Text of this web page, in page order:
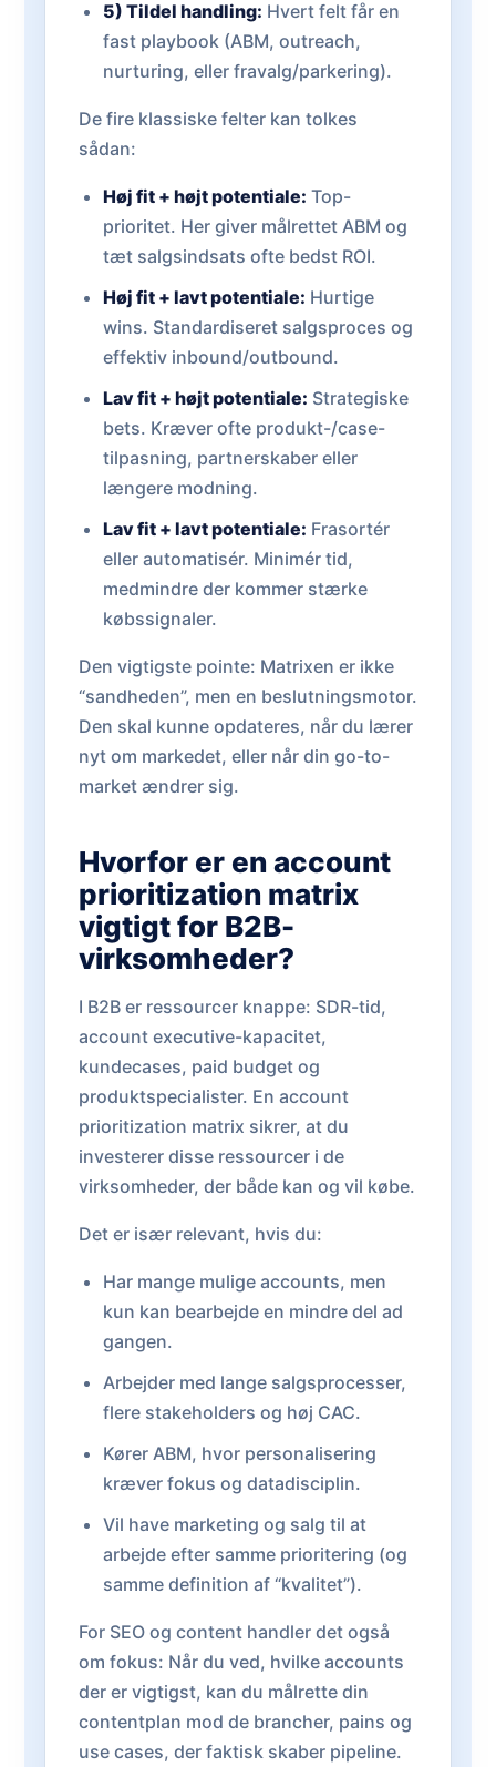
5) Tildel handling: Hvert felt får en
fast playbook (ABM, outreach,
nurturing, eller fravalg/parkering).
De fire klassiske felter kan tolkes
sådan:
Høj fit + højt potentiale: Top-
prioritet. Her giver målrettet ABM og
tæt salgsindsats ofte bedst ROI.
Høj fit + lavt potentiale: Hurtige
wins. Standardiseret salgsproces og
effektiv inbound/outbound.
Lav fit + højt potentiale: Strategiske
bets. Kræver ofte produkt-/case-
tilpasning, partnerskaber eller
længere modning.
Lav fit + lavt potentiale: Frasortér
eller automatisér. Minimér tid,
medmindre der kommer stærke
købssignaler.
Den vigtigste pointe: Matrixen er ikke
“sandheden”, men en beslutningsmotor.
Den skal kunne opdateres, når du lærer
nyt om markedet, eller når din go-to-
market ændrer sig.
Hvorfor er en account
prioritization matrix
vigtigt for B2B-
virksomheder?
I B2B er ressourcer knappe: SDR-tid,
account executive-kapacitet,
kundecases, paid budget og
produktspecialister. En account
prioritization matrix sikrer, at du
investerer disse ressourcer i de
virksomheder, der både kan og vil købe.
Det er især relevant, hvis du:
Har mange mulige accounts, men
kun kan bearbejde en mindre del ad
gangen.
Arbejder med lange salgsprocesser,
flere stakeholders og høj CAC.
Kører ABM, hvor personalisering
kræver fokus og datadisciplin.
Vil have marketing og salg til at
arbejde efter samme prioritering (og
samme definition af “kvalitet”).
For SEO og content handler det også
om fokus: Når du ved, hvilke accounts
der er vigtigst, kan du målrette din
contentplan mod de brancher, pains og
use cases, der faktisk skaber pipeline.